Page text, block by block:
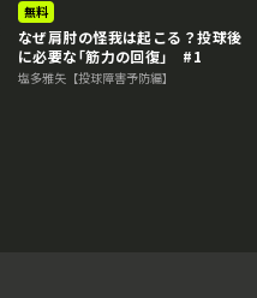
無料
なぜ肩肘の怪我は起こる？投球後
に必要な｢筋力の回復｣ #1
塩多雅矢【投球障害予防編】